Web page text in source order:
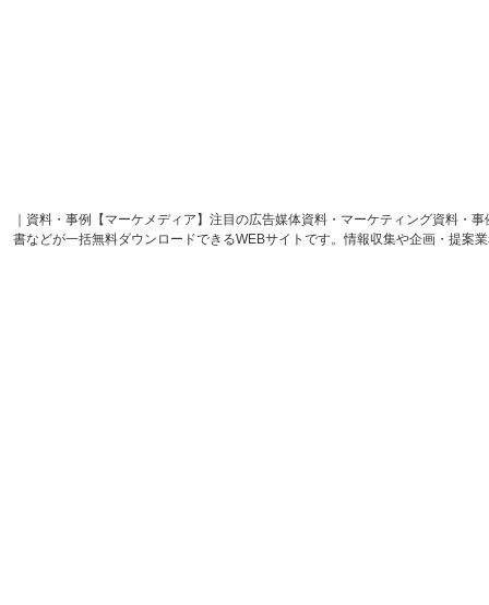
｜資料・事例【マーケメディア】注目の広告媒体資料・マーケティング資料・
書などが一括無料ダウンロードできるWEBサイトです。情報収集や企画・提案